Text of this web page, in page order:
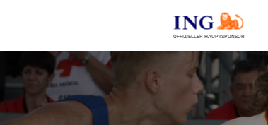
OFFIZIELLER HAUPTSPONSOR